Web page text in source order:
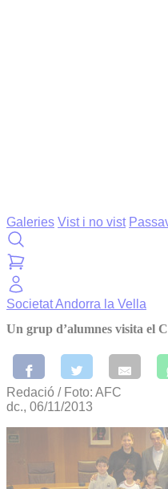
Galeries Vist i no vist
SocietatAndorra la Vella
Un grup d’alumnes visita el
Redació / Foto: AFC
dc., 06/11/2013